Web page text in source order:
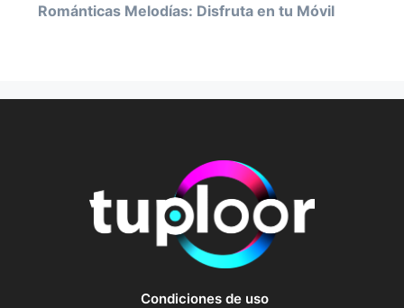
Románticas Melodías: Disfruta en tu Móvil
Condiciones de uso